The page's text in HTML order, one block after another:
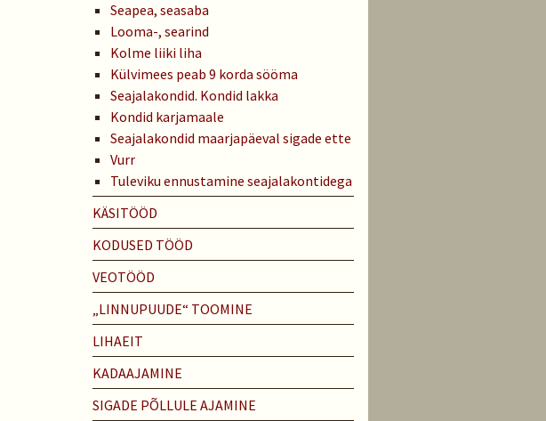
Seapea, seasaba
Looma-, searind
Kolme liiki liha
Külvimees peab 9 korda sööma
Seajalakondid. Kondid lakka
Kondid karjamaale
Seajalakondid maarjapäeval sigade ette
Vurr
Tuleviku ennustamine seajalakontidega
KÄSITÖÖD
KODUSED TÖÖD
VEOTÖÖD
„LINNUPUUDE“ TOOMINE
LIHAEIT
KADAAJAMINE
SIGADE PÕLLULE AJAMINE